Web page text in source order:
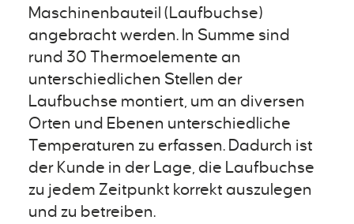
Maschinenbauteil (Laufbuchse)
angebracht werden. In Summe sind
rund 30 Thermoelemente an
unterschiedlichen Stellen der
Laufbuchse montiert, um an diversen
Orten und Ebenen unterschiedliche
Temperaturen zu erfassen. Dadurch ist
der Kunde in der Lage, die Laufbuchse
zu jedem Zeitpunkt korrekt auszulegen
und zu betreiben.